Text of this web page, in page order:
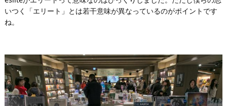
いつく「エリート」とは若干意味が異なっているのがポイントです
ね。